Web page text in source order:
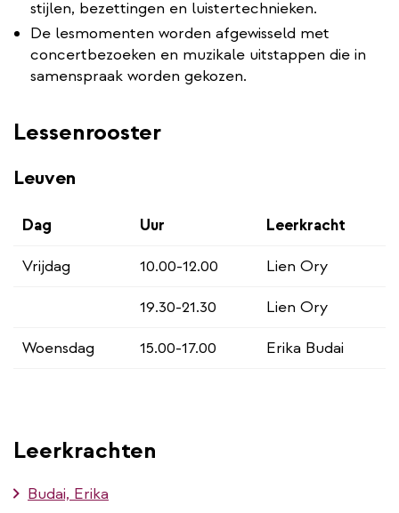
stijlen, bezettingen en luistertechnieken.
De lesmomenten worden afgewisseld met
concertbezoeken en muzikale uitstappen die in
samenspraak worden gekozen.
Lessenrooster
Leuven
Dag Uur
Leerkracht
Vrijdag
10.00-12.00
Lien Ory
19.30-21.30
Lien Ory
Woensdag
15.00-17.00 Erika Budai
Leerkrachten
Budai, Erika